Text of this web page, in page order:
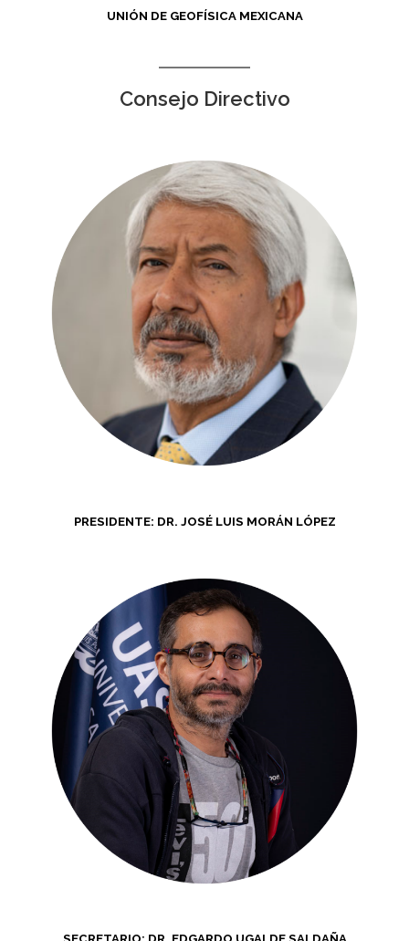
UNIÓN DE GEOFÍSICA MEXICANA
Consejo Directivo
PRESIDENTE: DR. JOSÉ LUIS MORÁN LÓPEZ